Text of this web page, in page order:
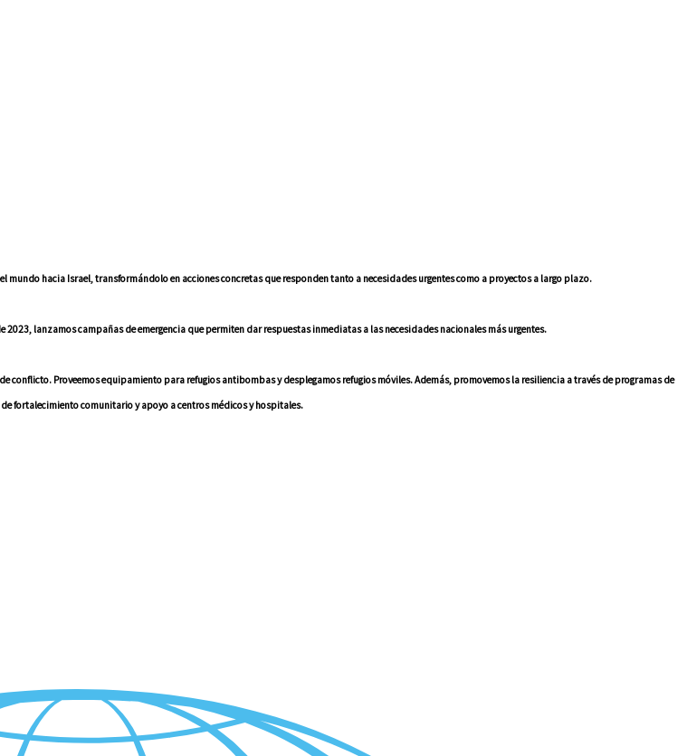
hacia Israel, transformándolo en acciones concretas que responden tanto a necesidades urgentes como a proyectos a largo plazo.
lanzamos campañas de emergencia que permiten dar respuestas inmediatas a las necesidades nacionales más urgentes.
conflicto. Proveemos equipamiento para refugios antibombas y desplegamos refugios móviles. Además, promovemos la resiliencia a través de programas de
fortalecimiento comunitario y apoyo a centros médicos y hospitales.